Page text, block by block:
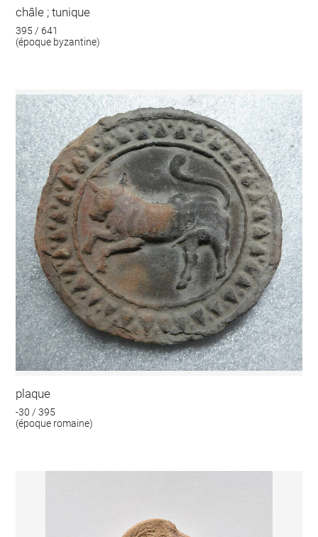
châle ; tunique
395 / 641
(époque byzantine)
plaque
-30 / 395
(époque romaine)